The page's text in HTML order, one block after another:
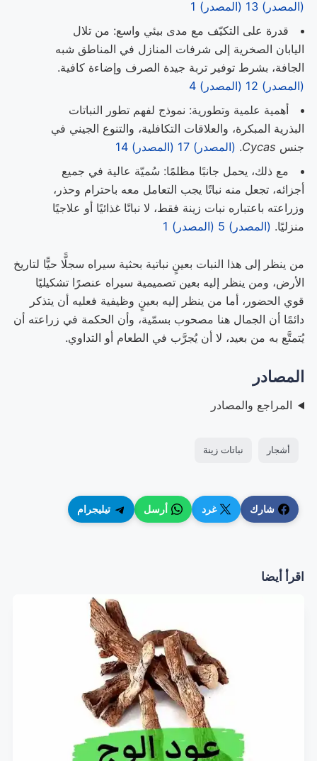
(المصدر) 13
(المصدر) 1
قدرة على التكيّف مع مدى بيئي واسع: من تلال
اليابان الصخرية إلى شرفات المنازل في المناطق شبه
الجافة، بشرط توفير تربة جيدة الصرف وإضاءة كافية.
(المصدر) 12
(المصدر) 4
أهمية علمية وتطورية: نموذج لفهم تطور النباتات
البذرية المبكرة، والعلاقات التكافلية، والتنوع الجيني في
جنس Cycas
. (المصدر) 17
(المصدر) 14
مع ذلك، يحمل جانبًا مظلمًا: سُميّة عالية في جميع
أجزائه، تجعل منه نباتًا يجب التعامل معه باحترام وحذر،
وزراعته باعتباره نبات زينة فقط، لا نباتًا غذائيًا أو علاجيًا
منزليًا. (المصدر) 5 (المصدر) 1
من ينظر إلى هذا النبات بعينٍ نباتية بحثية سيراه سجلًّا حيًّا لتاريخ
الأرض، ومن ينظر إليه بعين تصميمية سيراه عنصرًا تشكيليًا
قوي الحضور، أما من ينظر إليه بعينٍ وظيفية فعليه أن يتذكر
دائمًا أن الجمال هنا مصحوب بسمّية، وأن الحكمة في زراعته أن
يُتمتَّع به من بعيد، لا أن يُجرَّب في الطعام أو التداوي.
المصادر
المراجع والمصادر
أشجار نباتات زينة
شارك غرد أرسل تيليجرام
اقرأ أيضا